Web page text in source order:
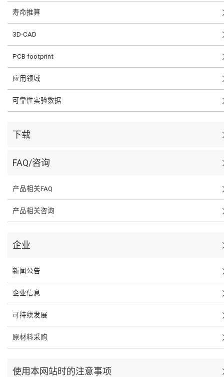
寿命推算
3D-CAD
PCB footprint
应用领域
可靠性实验数据
下载
FAQ/咨询
产品相关FAQ
产品相关咨询
企业
新闻公告
企业信息
可持续发展
原材料采购
使用本网站时的注意事项